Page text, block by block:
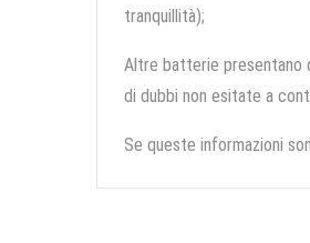
tranquillità);
Altre batterie presentano
di dubbi non esitate a
Se queste informazioni